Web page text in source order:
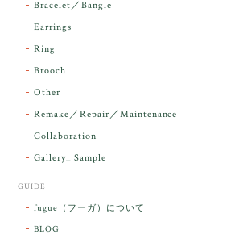
レビューをありがとうござ
こそ この度は誠にありがと
Bracelet／Bangle
Earrings
Ring
Brooch
Other
Remake／Repair／Maintenance
Collaboration
Gallery_ Sample
GUIDE
fugue（フーガ）について
BLOG